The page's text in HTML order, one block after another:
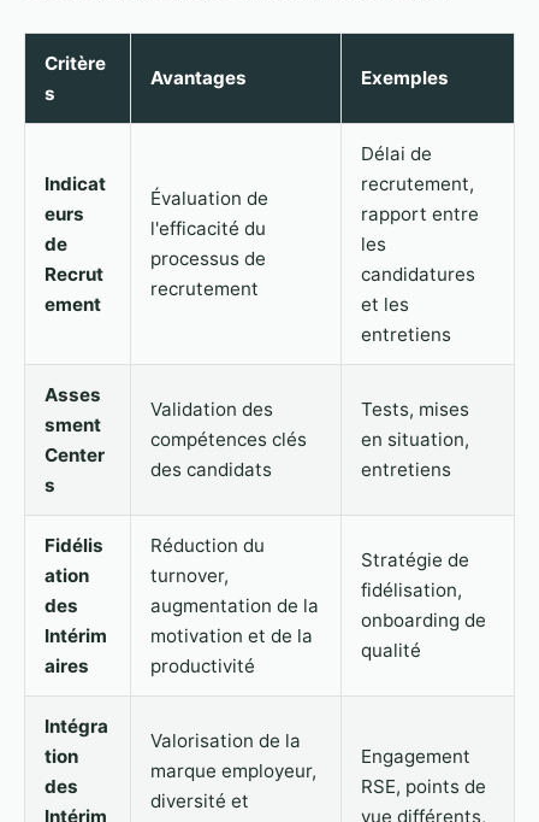
Critère
s
Avantages Exemples
Indicat
eurs
de
Recrut
ement
Évaluation de
l'efficacité du
processus de
recrutement
Délai de
recrutement,
rapport entre
les
candidatures
et les
entretiens
Asses
sment
Center
s
Validation des
compétences clés
des candidats
Tests, mises
en situation,
entretiens
Fidélis
ation
des
Intérim
aires
Réduction du
turnover,
augmentation de la
motivation et de la
productivité
Stratégie de
fidélisation,
onboarding de
qualité
Intégra
tion
des
Intérim
Valorisation de la
marque employeur,
diversité et
Engagement
RSE, points de
vue différents,